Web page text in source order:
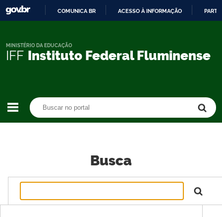
CONTEÚDO
COMUNICA BR ACESSO À INFORMAÇÃO
IFF Instituto Federal Fluminense
MINISTÉRIO DA EDUCAÇÃO
Busca